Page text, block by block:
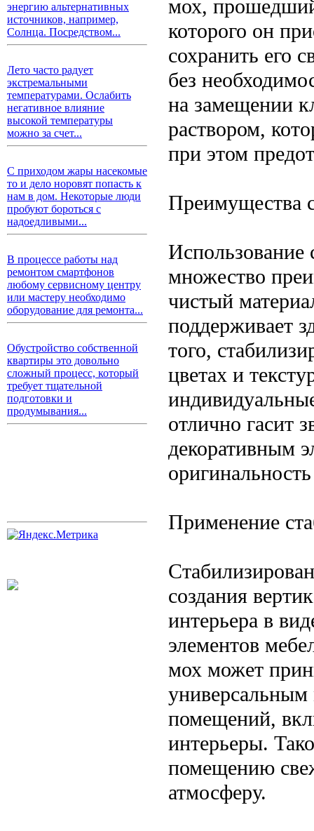
энергию альтернативных
источников, например,
Солнца. Посредством...
Лето часто радует
экстремальными
температурами. Ослабить
негативное влияние
высокой температуры
можно за счет...
С приходом жары насекомые
то и дело норовят попасть к
нам в дом. Некоторые люди
пробуют бороться с
надоедливыми...
В процессе работы над
ремонтом смартфонов
любому сервисному центру
или мастеру необходимо
оборудование для ремонта...
Обустройство собственной
квартиры это довольно
сложный процесс, который
требует тщательной
подготовки и
продумывания...
мох, прошедший
которого он
сохранить его
без
на замещении
раствором,
при этом
Преимущества
Использование
множество
чистый
поддерживает
того,
цветах и
отлично гасит
декоративным
Применение
создания
интерьера в
элементов
мох может
помещений,
интерьеры.
помещению
атмосферу.